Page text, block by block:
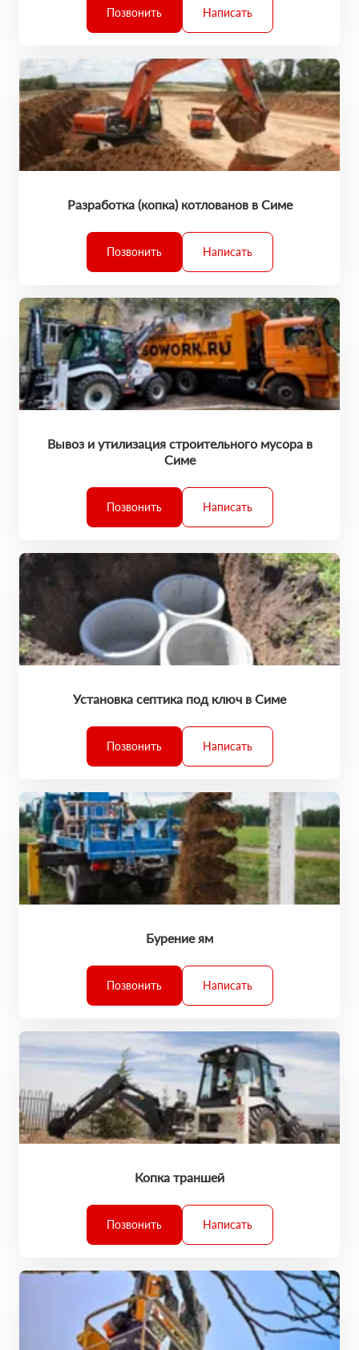
Позвонить Написать
Разработка (копка) котлованов в Симе
Позвонить Написать
Вывоз и утилизация строительного мусора в
Симе
Позвонить Написать
Установка септика под ключ в Симе
Позвонить Написать
Бурение ям
Позвонить Написать
Копка траншей
Позвонить Написать